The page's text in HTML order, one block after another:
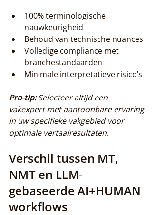
100% terminologische
nauwkeurigheid
Behoud van technische nuances
Volledige compliance met
branchestandaarden
Minimale interpretatieve risico’s
Pro-tip: Selecteer altijd een
vakexpert met aantoonbare ervaring
in uw specifieke vakgebied voor
optimale vertaalresultaten.
Verschil tussen MT,
NMT en LLM-
gebaseerde AI+HUMAN
workflows